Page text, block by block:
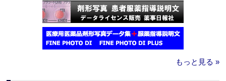
もっと見る »